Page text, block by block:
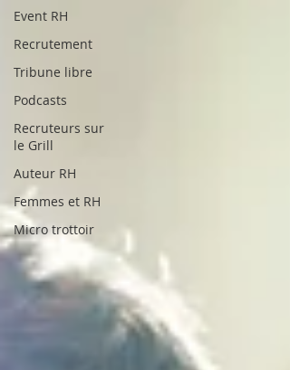
Event RH
Recrutement
Tribune libre
Podcasts
Recruteurs sur
le Grill
Auteur RH
Femmes et RH
Micro trottoir